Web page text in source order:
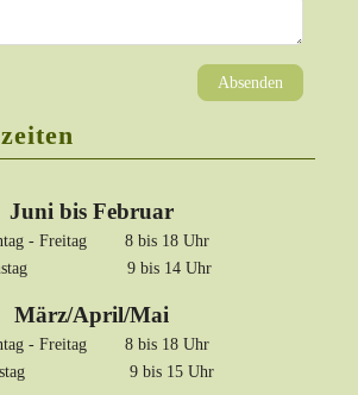
Absenden
Juni bis Februar
- Freitag 8 bis 18 Uhr
9 bis 14 Uhr
März/April/Mai
- Freitag 8 bis 18 Uhr
9 bis 15 Uhr